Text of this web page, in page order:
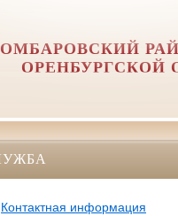
ОРЕНБУРГСКОЙ
Контактная информация